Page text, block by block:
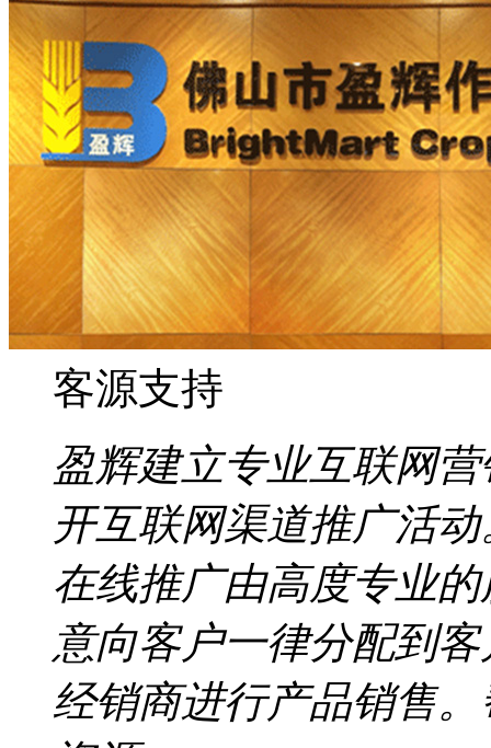
客源支持
盈辉建立专业互联网
开互联网渠道推广活动
在线推广由高度专业
意向客户一律分配到
经销商进行产品销售